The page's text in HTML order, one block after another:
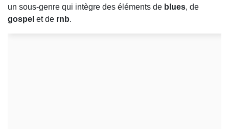
un sous-genre qui intègre des éléments de blues, de
gospel et de rnb.